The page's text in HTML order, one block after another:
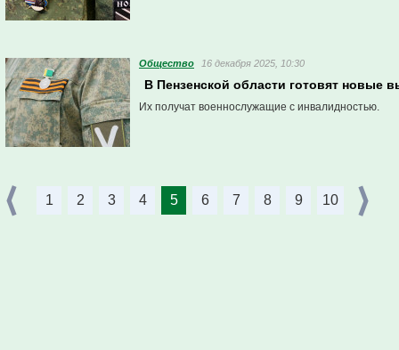
Общество 16 декабря 2025, 10:30
В Пензенской области готовят новые
Их получат военнослужащие с инвалидностью.
1 2 3 4 5 6 7 8 9 10